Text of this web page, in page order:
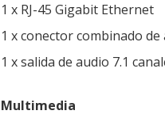
1 x RJ-45 Gigabit Ethernet
1 x conector combinado
1 x salida de audio 7.1
Multimedia